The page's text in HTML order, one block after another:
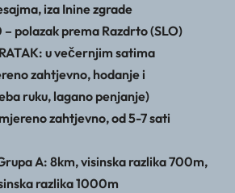
iza Inine zgrade
polazak prema Razdrto (SLO)
u večernjim satima
zahtjevno, hodanje i
ruku, lagano penjanje)
zahtjevno, od 5-7 sati
A: 8km, visinska razlika 700m,
razlika 1000m